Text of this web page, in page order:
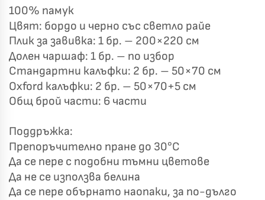
100% памук
Цвят: бордо и черно със светло райе
Плик за завивка: 1 бр. – 200×220 см
Долен чаршаф: 1 бр. – по избор
Стандартни калъфки: 2 бр. – 50×70 см
Oxford калъфки: 2 бр. – 50×70+5 см
Общ брой части: 6 части
Поддръжка:
Препоръчително пране до 30°C
Да се пере с подобни тъмни цветове
Да не се използва белина
Да се пере обърнато наопаки, за по-дълго
Бяло и Небесносиньо
Светлосиво и Антрацит Пепел от Рози